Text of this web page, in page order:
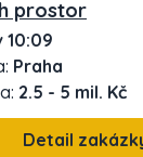
prostor
10:09
Praha
2.5 - 5 mil. Kč
Detail